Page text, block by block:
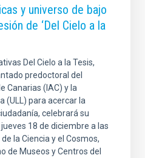
y universo de bajo
de ‘Del Cielo a la
Del Cielo a la Tesis,
predoctoral del
Canarias (IAC) y la
(ULL) para acercar la
celebrará su
18 de diciembre a las
la Ciencia y el Cosmos,
de Museos y Centros del